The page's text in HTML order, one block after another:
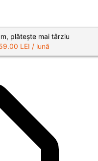
plătește mai târziu
LEI / lună